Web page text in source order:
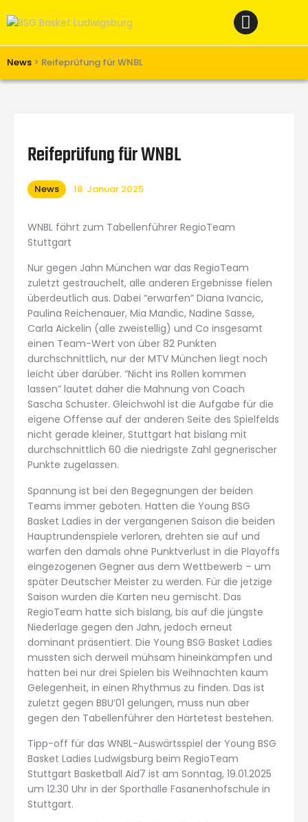
News > Reifeprüfung für WNBL
Verein
Unterstützen
Links
Reifeprüfung für WNBL
News 18. Januar 2025
WNBL fährt zum Tabellenführer RegioTeam
Stuttgart
Nur gegen Jahn München war das RegioTeam
zuletzt gestrauchelt, alle anderen Ergebnisse fielen
überdeutlich aus. Dabei “erwarfen” Diana Ivancic,
Paulina Reichenauer, Mia Mandic, Nadine Sasse,
Carla Aickelin (alle zweistellig) und Co insgesamt
einen Team-Wert von über 82 Punkten
durchschnittlich, nur der MTV München liegt noch
leicht über darüber. “Nicht ins Rollen kommen
lassen” lautet daher die Mahnung von Coach
Sascha Schuster. Gleichwohl ist die Aufgabe für die
eigene Offense auf der anderen Seite des Spielfelds
nicht gerade kleiner, Stuttgart hat bislang mit
durchschnittlich 60 die niedrigste Zahl gegnerischer
Punkte zugelassen.
Spannung ist bei den Begegnungen der beiden
Teams immer geboten. Hatten die Young BSG
Basket Ladies in der vergangenen Saison die beiden
Hauptrundenspiele verloren, drehten sie auf und
warfen den damals ohne Punktverlust in die Playoffs
eingezogenen Gegner aus dem Wettbewerb – um
später Deutscher Meister zu werden. Für die jetzige
Saison wurden die Karten neu gemischt. Das
RegioTeam hatte sich bislang, bis auf die jüngste
Niederlage gegen den Jahn, jedoch erneut
dominant präsentiert. Die Young BSG Basket Ladies
mussten sich derweil mühsam hineinkämpfen und
hatten bei nur drei Spielen bis Weihnachten kaum
Gelegenheit, in einen Rhythmus zu finden. Das ist
zuletzt gegen BBU’01 gelungen, muss nun aber
gegen den Tabellenführer den Härtetest bestehen.
Tipp-off für das WNBL-Auswärtsspiel der Young BSG
Basket Ladies Ludwigsburg beim RegioTeam
Stuttgart Basketball Aid7 ist am Sonntag, 19.01.2025
um 12.30 Uhr in der Sporthalle Fasanenhofschule in
Stuttgart.